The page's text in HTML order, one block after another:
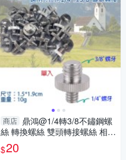
商店 鼎鴻@1/4轉3/8不鏽鋼螺
絲 轉換螺絲 雙頭轉接螺絲 相機
轉接螺絲 轉接螺帽 四分之一轉
八分之三
$20